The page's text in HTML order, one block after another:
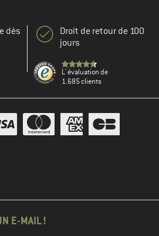
dès
Droit de retour de 100
jours
L' évaluation de
1.685 clients
E-MAIL !